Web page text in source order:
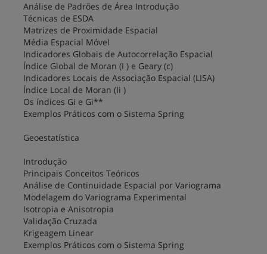
Análise de Padrões de Área Introdução
Técnicas de ESDA
Matrizes de Proximidade Espacial
Média Espacial Móvel
Indicadores Globais de Autocorrelação Espacial
Índice Global de Moran (I ) e Geary (c)
Indicadores Locais de Associação Espacial (LISA)
Índice Local de Moran (Ii )
Os índices Gi e Gi**
Exemplos Práticos com o Sistema Spring
Geoestatística
Introdução
Principais Conceitos Teóricos
Análise de Continuidade Espacial por Variograma
Modelagem do Variograma Experimental
Isotropia e Anisotropia
Validação Cruzada
Krigeagem Linear
Exemplos Práticos com o Sistema Spring